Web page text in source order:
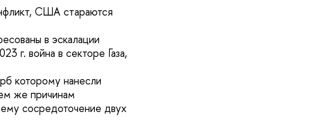
США стараются
в эскалации
г. война в секторе Газа,
которому нанесли
же причинам
сосредоточение двух